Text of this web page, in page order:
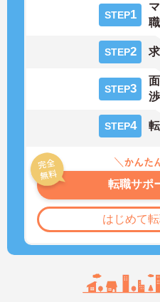
STEP1
STEP2
STEP3
渉
STEP4
転職サポ
はじめて